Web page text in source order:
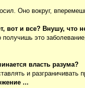
Оно вокруг,
вот и все? Внушу, что
это
власть разума?
и разграничивать
...